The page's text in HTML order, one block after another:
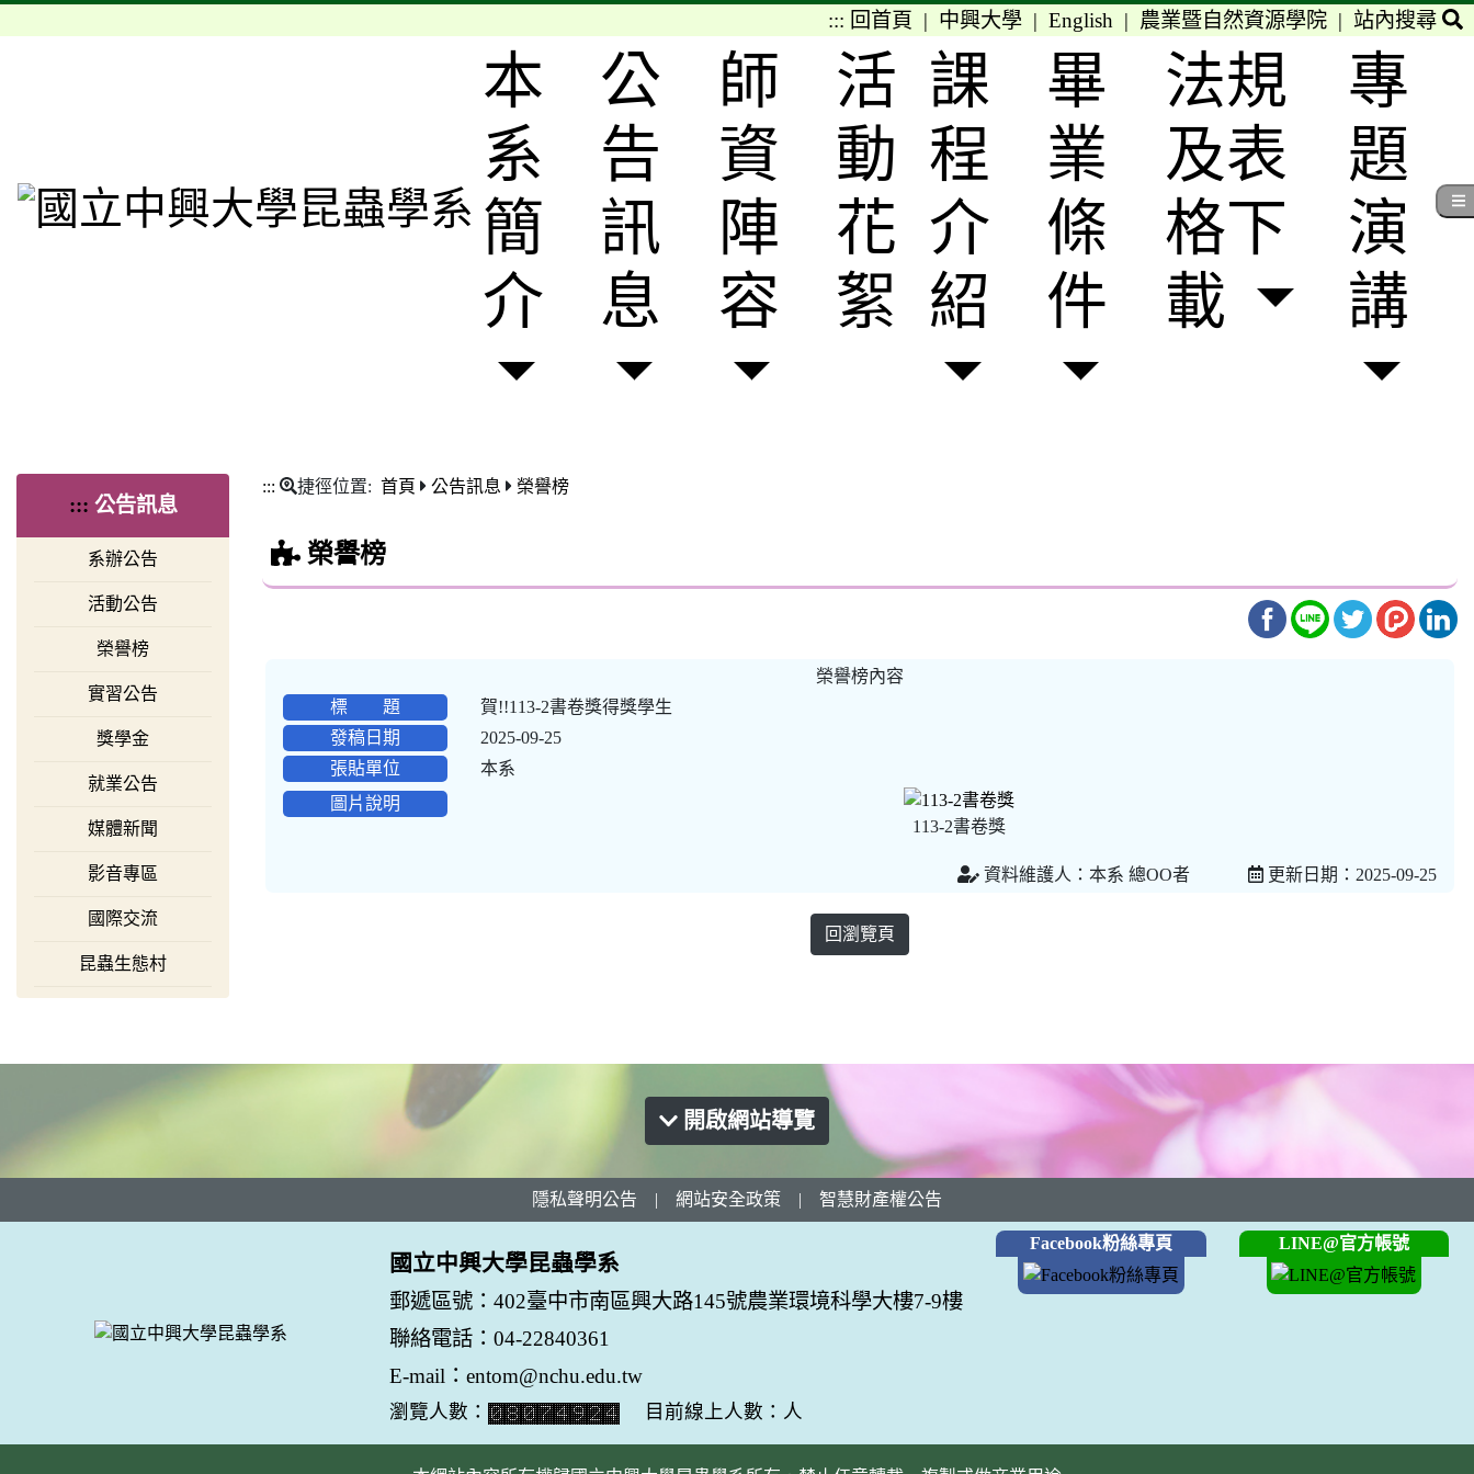
::: 回首頁 | 中興大學| English | 農業暨自然資源學院| 站內搜尋
本
系
簡
介
公
告
訊
息
師
資
陣
容
活
動
花
絮
課
程
介
紹
畢
業
條
件
法規
及表
格下
載
專
題
演
講
::: 公告訊息
系辦公告
活動公告
榮譽榜
實習公告
獎學金
就業公告
媒體新聞
影音專區
國際交流
昆蟲生態村
::: 捷徑位置: 首頁 公告訊息 榮譽榜
榮譽榜
榮譽榜內容
標 題
賀!!113-2書卷獎得獎學生
發稿日期
2025-09-25
張貼單位
本系
圖片說明
113-2書卷獎
資料維護人：本系 總OO者 更新日期：2025-09-25
回瀏覽頁
開啟網站導覽
隱私聲明公告 | 網站安全政策 | 智慧財產權公告
國立中興大學昆蟲學系
郵遞區號：402臺中市南區興大路145號農業環境科學大樓7-9樓
聯絡電話：04-22840361
E-mail：entom@nchu.edu.tw
瀏覽人數： 目前線上人數：人
Facebook粉絲專頁 LINE@官方帳號